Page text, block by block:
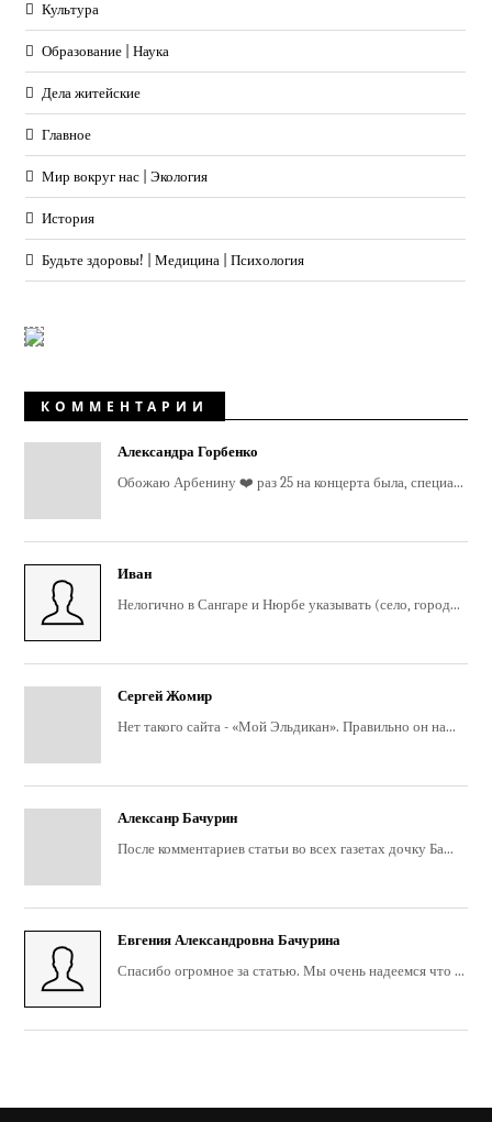
Культура
Образование | Наука
Дела житейские
Главное
Мир вокруг нас | Экология
История
Будьте здоровы! | Медицина | Психология
КОММЕНТАРИИ
Александра Горбенко
Обожаю Арбенину ❤️ раз 25 на концерта была, специа...
Иван
Нелогично в Сангаре и Нюрбе указывать (село, город...
Сергей Жомир
Нет такого сайта - «Мой Эльдикан». Правильно он на...
Алексанр Бачурин
После комментариев статьи во всех газетах дочку Ба...
Евгения Александровна Бачурина
Спасибо огромное за статью. Мы очень надеемся что ...